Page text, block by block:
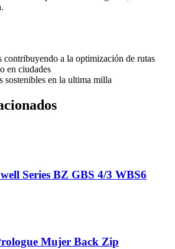
contribuyendo a la optimización de rutas
en ciudades
sostenibles en la ultima milla
Series BZ GBS 4/3 WBS6
Mujer Back Zip